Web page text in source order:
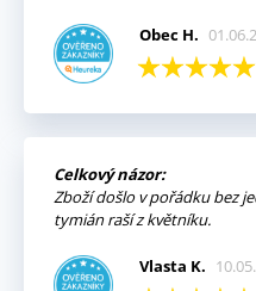
Obec H.
Celkový názor:
Zboží došlo v pořádku bez
tymián raší z květníku.
Vlasta K.